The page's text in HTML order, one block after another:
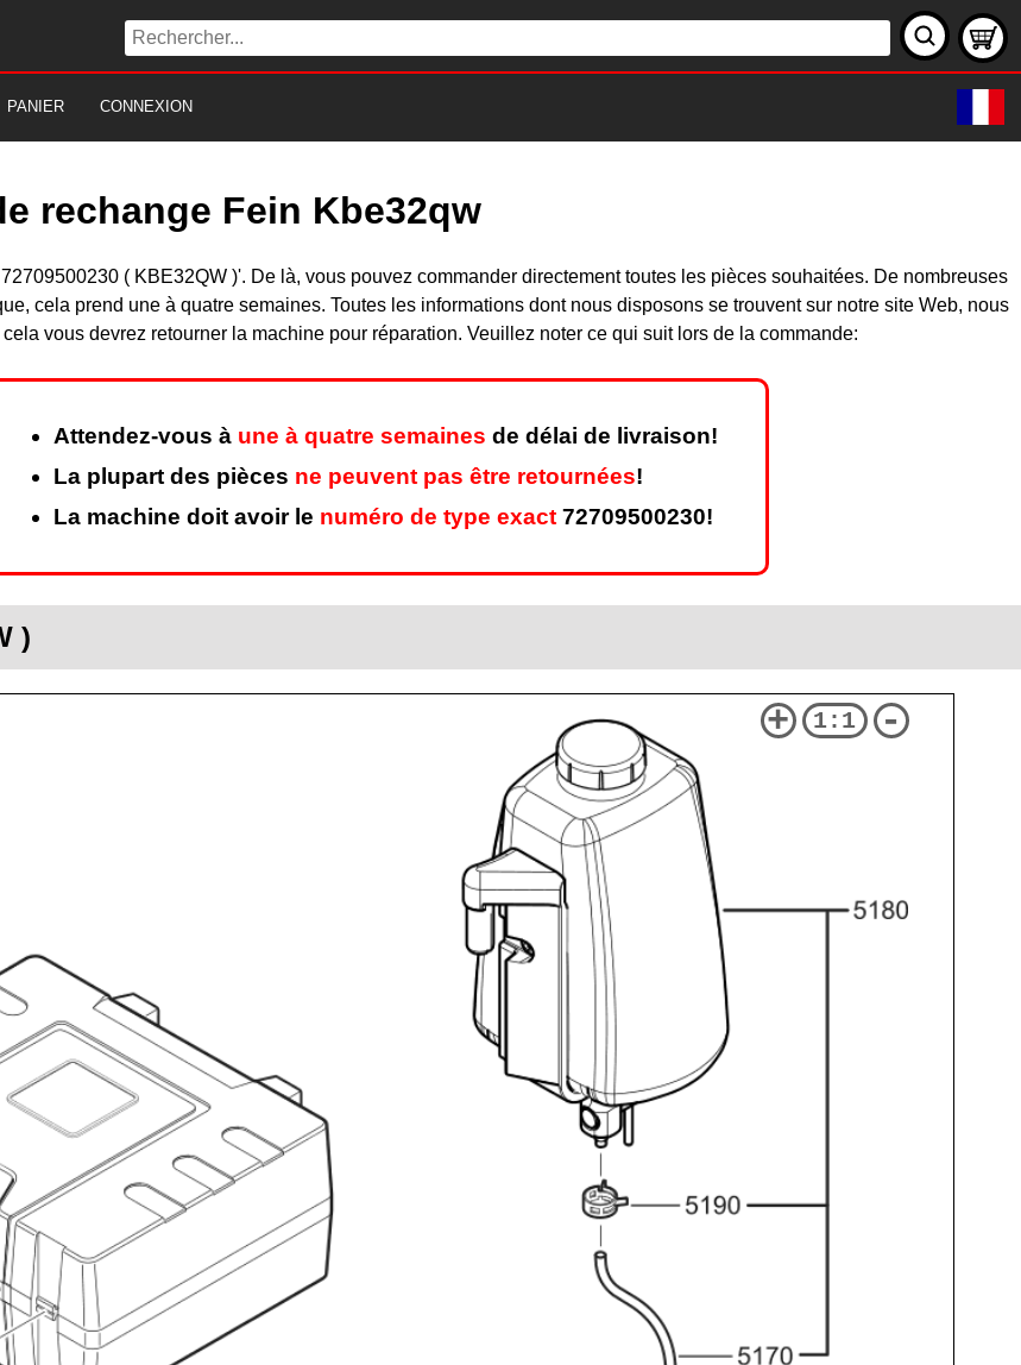
PANIER CONNEXION
rechange Fein Kbe32qw
( KBE32QW )'. De là, vous pouvez commander directement toutes les pièces souhaitées. De nombreuses
cela prend une à quatre semaines. Toutes les informations dont nous disposons se trouvent sur notre site Web, nous
vous devrez retourner la machine pour réparation. Veuillez noter ce qui suit lors de la commande:
Attendez-vous à une à quatre semaines de délai de livraison!
La plupart des pièces ne peuvent pas être retournées!
La machine doit avoir le numéro de type exact 72709500230!
)
+ 1:1 -